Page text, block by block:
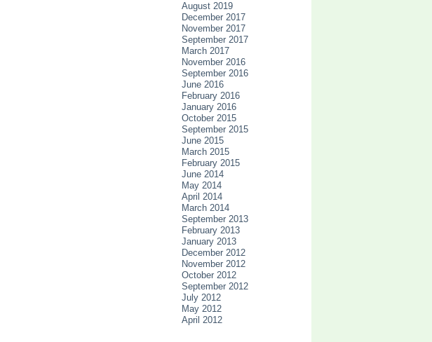
August 2019
December 2017
November 2017
September 2017
March 2017
November 2016
September 2016
June 2016
February 2016
January 2016
October 2015
September 2015
June 2015
March 2015
February 2015
June 2014
May 2014
April 2014
March 2014
September 2013
February 2013
January 2013
December 2012
November 2012
October 2012
September 2012
July 2012
May 2012
April 2012